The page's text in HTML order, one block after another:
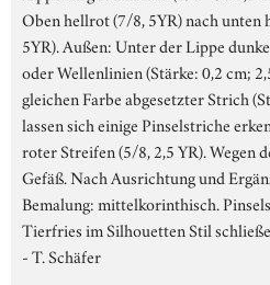
Oben hellrot (7/8, 5YR) nach
5YR). Außen: Unter der Lippe
oder Wellenlinien (Stärke: 0,2 cm;
gleichen Farbe abgesetzter Strich
lassen sich einige Pinselstriche
roter Streifen (5/8, 2,5 YR). Wegen
Gefäß. Nach Ausrichtung und
Bemalung: mittelkorinthisch.
Tierfries im Silhouetten Stil
- T. Schäfer